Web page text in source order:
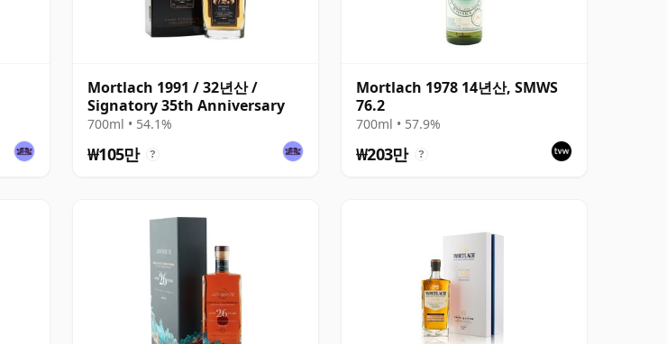
Mortlach 1991 / 32년산 /
Signatory 35th Anniversary
700ml • 54.1%
₩105만 ?
Mortlach 1978 14년산, SMWS
76.2
700ml • 57.9%
₩203만 ?